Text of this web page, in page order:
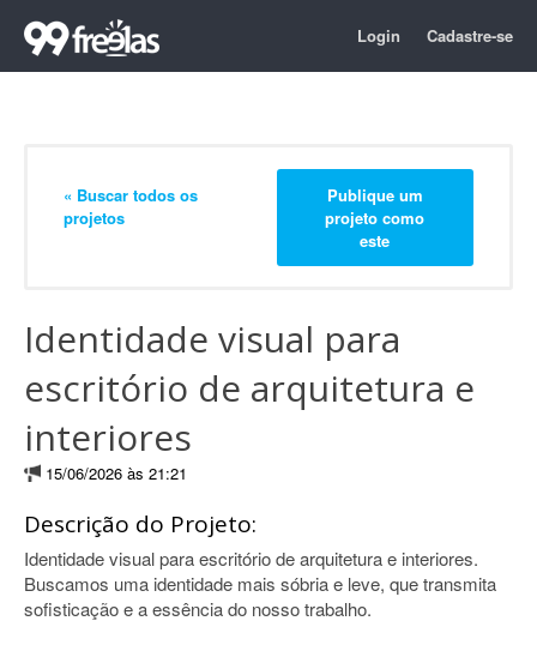
Login Cadastre-se
« Buscar todos os
projetos
Publique um
projeto como
este
Identidade visual para
escritório de arquitetura e
interiores
15/06/2026 às 21:21
Descrição do Projeto:
Identidade visual para escritório de arquitetura e interiores.
Buscamos uma identidade mais sóbria e leve, que transmita
sofisticação e a essência do nosso trabalho.